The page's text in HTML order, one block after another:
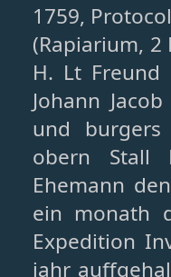
1759,
(Rapiarium, 2
H. Lt
Johann
und
obern Stall
Ehemann
ein monath
Expedition
jahr